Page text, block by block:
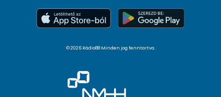
© 2026 Rádio88 Minden jog fenntartva.